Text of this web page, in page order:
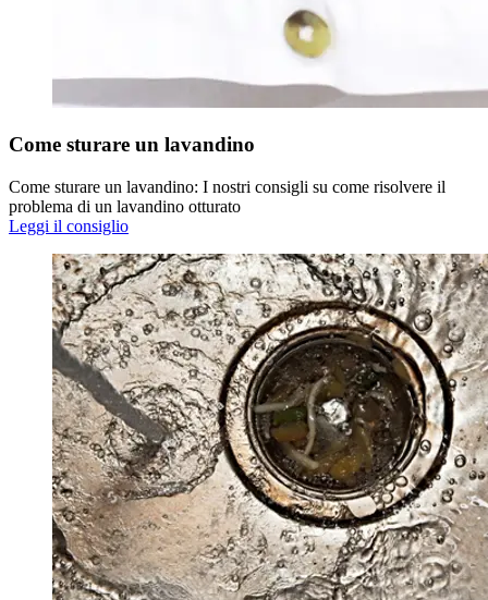
Come sturare un lavandino
Come sturare un lavandino: I nostri consigli su come risolvere il
problema di un lavandino otturato
Leggi il consiglio